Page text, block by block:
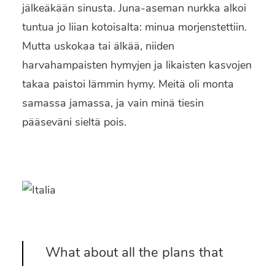
jälkeäkään sinusta. Juna-aseman nurkka alkoi
tuntua jo liian kotoisalta: minua morjenstettiin.
Mutta uskokaa tai älkää, niiden
harvahampaisten hymyjen ja likaisten kasvojen
takaa paistoi lämmin hymy. Meitä oli monta
samassa jamassa, ja vain minä tiesin
pääseväni sieltä pois.
What about all the plans that